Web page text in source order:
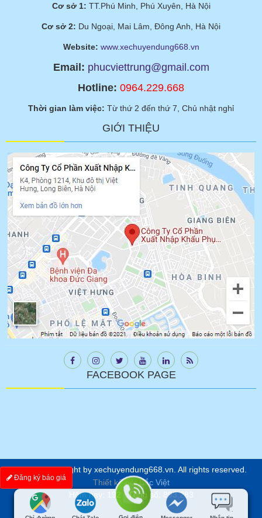
Cơ sở 1: TT.Phú Minh, Phú Xuyên, Hà Nội
Cơ sở 2: Du Ngoại, Mai Lâm, Đông Anh, Hà Nội
Website: www.xechuyendung668.vn
Email: phucviettrung@gmail.com
Hotline: 0964.229.668
Thời gian làm việc: Từ thứ 2 đến thứ 7, Chủ nhật nghỉ
GIỚI THIỆU
FACEBOOK PAGE
© 2021 Copyright by xechuyendung668.vn. All rights reserved.
Thiết kế bởiBắc Việt
Hôm nay: 192 Tổng số: 893,283
Đăng ký báo giá